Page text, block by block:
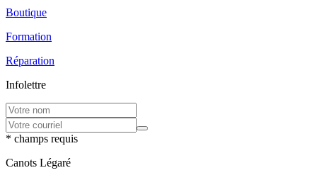
Boutique
Formation
Réparation
Infolettre
* champs requis
Canots Légaré